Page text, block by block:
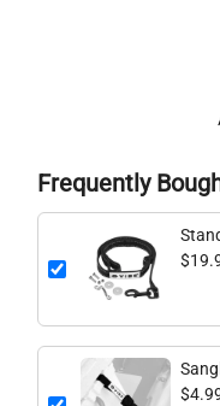
Frequently